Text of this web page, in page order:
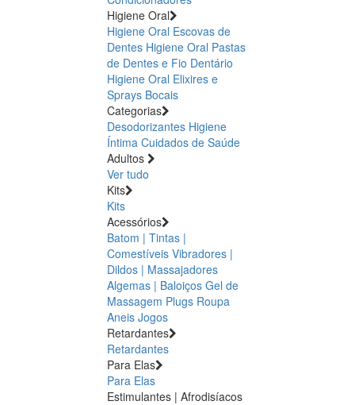
Higiene Oral
Higiene Oral Escovas de
Dentes Higiene Oral Pastas
de Dentes e Fio Dentário
Higiene Oral Elixires e
Sprays Bocais
Categorias
Desodorizantes Higiene
Íntima Cuidados de Saúde
Adultos
Ver tudo
Kits
Kits
Acessórios
Batom | Tintas |
Comestíveis Vibradores |
Dildos | Massajadores
Algemas | Baloiços Gel de
Massagem Plugs Roupa
Aneis Jogos
Retardantes
Retardantes
Para Elas
Para Elas
Estimulantes | Afrodisíacos